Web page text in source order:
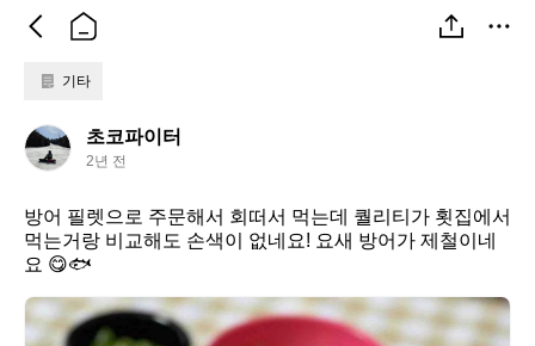
기타
초
코
이
터
초코파이터
2년 전
방어 필렛으로 주문해서 회떠서 먹는데 퀄리티가 횟집에서
먹는거랑 비교해도 손색이 없네요! 요새 방어가 제철이네
요 😋🐟
초
코